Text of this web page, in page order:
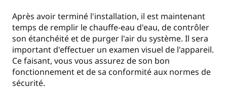
Après avoir terminé l'installation, il est maintenant
temps de remplir le chauffe-eau d'eau, de contrôler
son étanchéité et de purger l'air du système. Il sera
important d'effectuer un examen visuel de l'appareil.
Ce faisant, vous vous assurez de son bon
fonctionnement et de sa conformité aux normes de
sécurité.